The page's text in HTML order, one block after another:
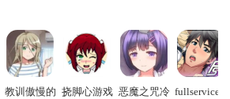
教训傲慢的 挠脚心游戏 恶魔之咒冷 fullservice1.